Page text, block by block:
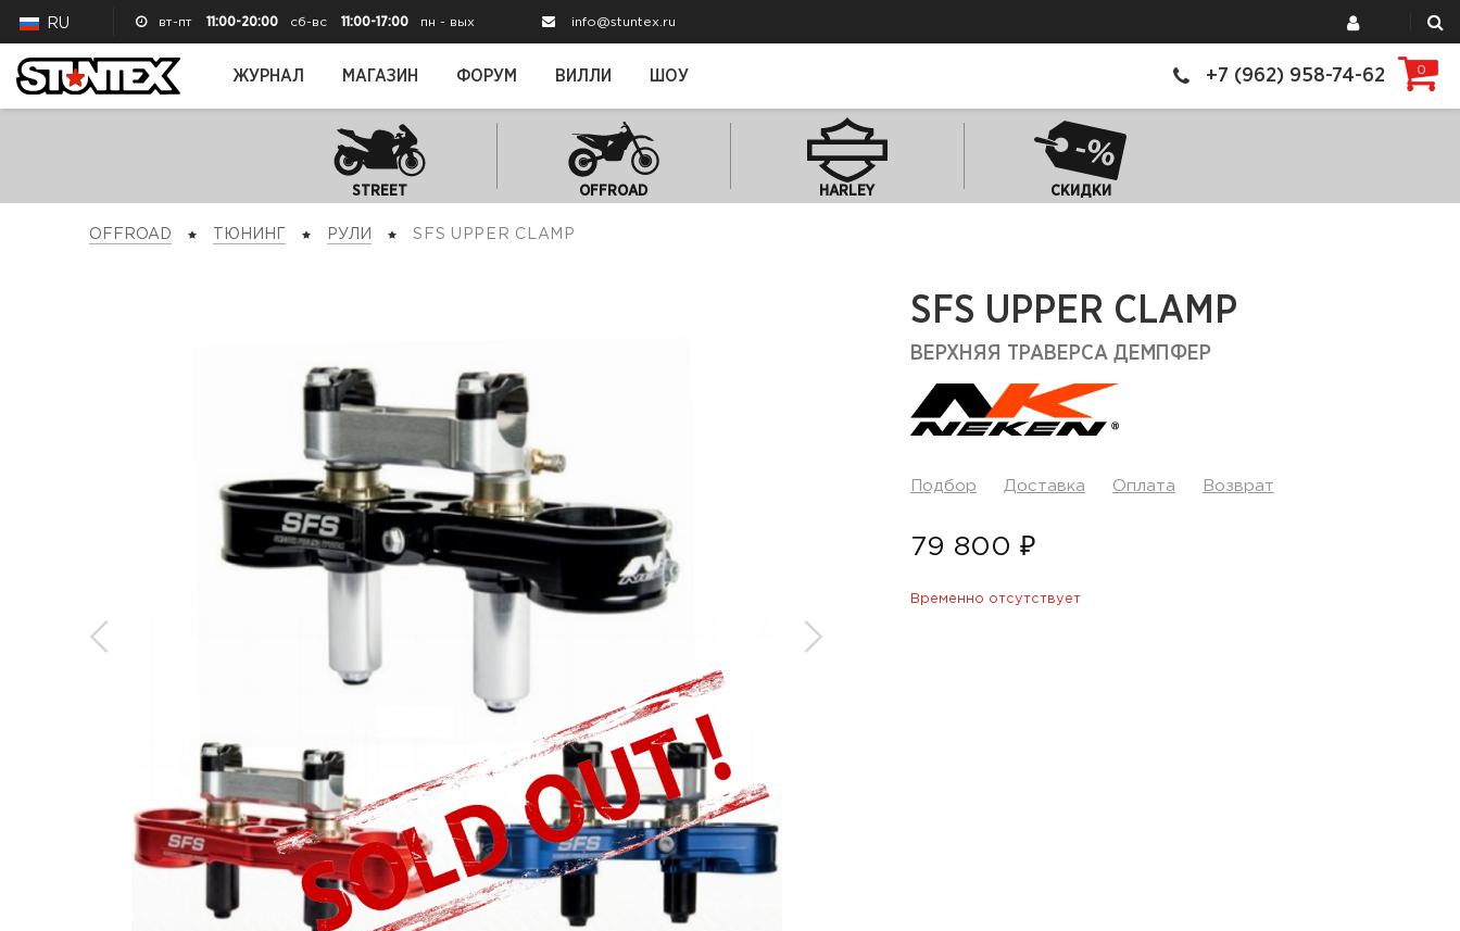
RU вт-пт 11:00-20:00 сб-вс 11:00-17:00 пн - вых info@stuntex.ru
ЖУРНАЛ МАГАЗИН ФОРУМ ВИЛЛИ ШОУ +7 (962) 958-74-62 0
STREET OFFROAD HARLEY СКИДКИ
OFFROAD ТЮНИНГ РУЛИ SFS UPPER CLAMP
SFS UPPER CLAMP
ВЕРХНЯЯ ТРАВЕРСА ДЕМПФЕР
Подбор Доставка Оплата Возврат
79 800 ₽
Временно отсутствует